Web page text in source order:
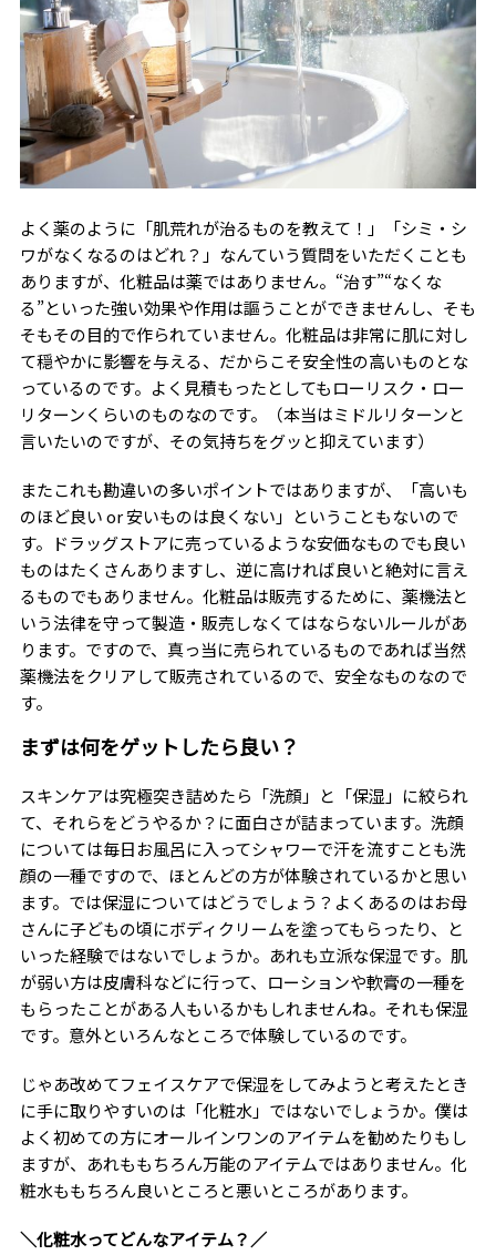
よく薬のように「肌荒れが治るものを教えて！」「シミ・シ
ワがなくなるのはどれ？」なんていう質問をいただくことも
ありますが、化粧品は薬ではありません。“治す”“なくな
る”といった強い効果や作用は謳うことができませんし、そも
そもその目的で作られていません。化粧品は非常に肌に対し
て穏やかに影響を与える、だからこそ安全性の高いものとな
っているのです。よく見積もったとしてもローリスク・ロー
リターンくらいのものなのです。（本当はミドルリターンと
言いたいのですが、その気持ちをグッと抑えています）
またこれも勘違いの多いポイントではありますが、「高いも
のほど良い or 安いものは良くない」ということもないので
す。ドラッグストアに売っているような安価なものでも良い
ものはたくさんありますし、逆に高ければ良いと絶対に言え
るものでもありません。化粧品は販売するために、薬機法と
いう法律を守って製造・販売しなくてはならないルールがあ
ります。ですので、真っ当に売られているものであれば当然
薬機法をクリアして販売されているので、安全なものなので
す。
まずは何をゲットしたら良い？
スキンケアは究極突き詰めたら「洗顔」と「保湿」に絞られ
て、それらをどうやるか？に面白さが詰まっています。洗顔
については毎日お風呂に入ってシャワーで汗を流すことも洗
顔の一種ですので、ほとんどの方が体験されているかと思い
ます。では保湿についてはどうでしょう？よくあるのはお母
さんに子どもの頃にボディクリームを塗ってもらったり、と
いった経験ではないでしょうか。あれも立派な保湿です。肌
が弱い方は皮膚科などに行って、ローションや軟膏の一種を
もらったことがある人もいるかもしれませんね。それも保湿
です。意外といろんなところで体験しているのです。
じゃあ改めてフェイスケアで保湿をしてみようと考えたとき
に手に取りやすいのは「化粧水」ではないでしょうか。僕は
よく初めての方にオールインワンのアイテムを勧めたりもし
ますが、あれももちろん万能のアイテムではありません。化
粧水ももちろん良いところと悪いところがあります。
＼化粧水ってどんなアイテム？／